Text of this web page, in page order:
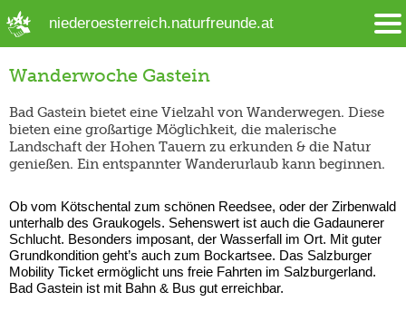
niederoesterreich.naturfreunde.at
Wanderwoche Gastein
Bad Gastein bietet eine Vielzahl von Wanderwegen. Diese
bieten eine großartige Möglichkeit, die malerische
Landschaft der Hohen Tauern zu erkunden & die Natur
genießen. Ein entspannter Wanderurlaub kann beginnen.
Ob vom Kötschental zum schönen Reedsee, oder der Zirbenwald
unterhalb des Graukogels. Sehenswert ist auch die Gadaunerer
Schlucht. Besonders imposant, der Wasserfall im Ort. Mit guter
Grundkondition geht’s auch zum Bockartsee. Das Salzburger
Mobility Ticket ermöglicht uns freie Fahrten im Salzburgerland.
Bad Gastein ist mit Bahn & Bus gut erreichbar.